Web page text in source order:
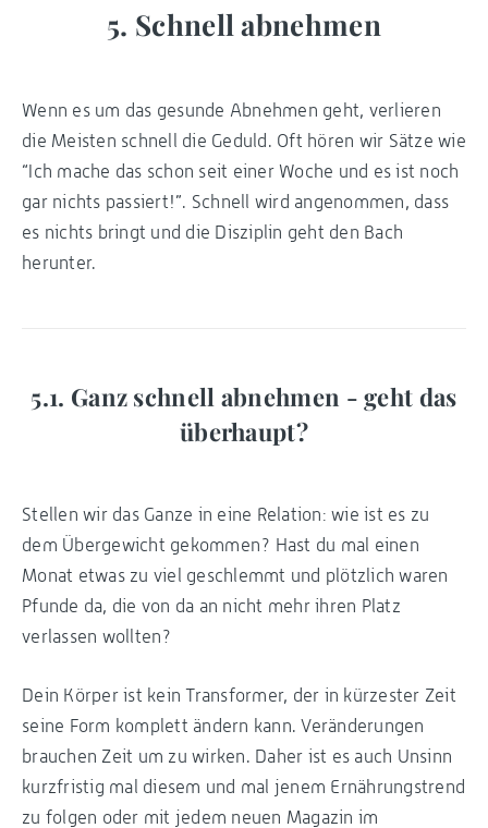
5. Schnell abnehmen
Wenn es um das gesunde Abnehmen geht, verlieren
die Meisten schnell die Geduld. Oft hören wir Sätze wie
“Ich mache das schon seit einer Woche und es ist noch
gar nichts passiert!”. Schnell wird angenommen, dass
es nichts bringt und die Disziplin geht den Bach
herunter.
5.1. Ganz schnell abnehmen - geht das
überhaupt?
Stellen wir das Ganze in eine Relation: wie ist es zu
dem Übergewicht gekommen? Hast du mal einen
Monat etwas zu viel geschlemmt und plötzlich waren
Pfunde da, die von da an nicht mehr ihren Platz
verlassen wollten?
Dein Körper ist kein Transformer, der in kürzester Zeit
seine Form komplett ändern kann. Veränderungen
brauchen Zeit um zu wirken. Daher ist es auch Unsinn
kurzfristig mal diesem und mal jenem Ernährungstrend
zu folgen oder mit jedem neuen Magazin im